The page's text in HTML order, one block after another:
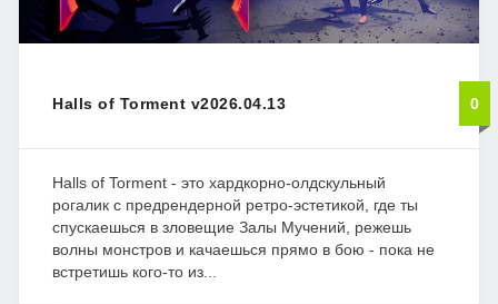
Halls of Torment v2026.04.13 0
Halls of Torment - это хардкорно-олдскульный
рогалик с предрендерной ретро-эстетикой, где ты
спускаешься в зловещие Залы Мучений, режешь
волны монстров и качаешься прямо в бою - пока не
встретишь кого-то из...